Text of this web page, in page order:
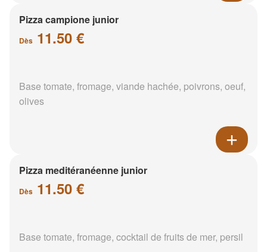
Pizza campione junior
Dès 11.50 €
Base tomate, fromage, viande hachée, poivrons, oeuf,
olives
Pizza meditéranéenne junior
Dès 11.50 €
Base tomate, fromage, cocktail de fruits de mer, persil